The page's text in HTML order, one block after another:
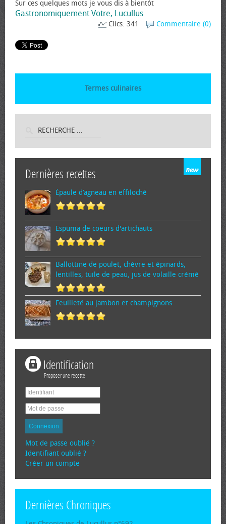
Sur ces quelques mots je vous dis à bientôt
Gastronomiquement Votre, Lucullus
Commentaire (0)
Clics: 341
Termes culinaires
Dernières recettes
Épaule d’agneau en effiloché
Espuma de cœurs d'artichauts
Ballottine de poulet, chèvre et épinards,
lentilles, tuile de peau, jus de volaille crémé
Feuilleté au jambon et champignons
Identification
Proposer une recette
Connexion
Mot de passe oublié ?
Identifiant oublié ?
Créer un compte
Dernières Chroniques